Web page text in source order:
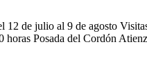
12 de julio al 9 de agosto
horas Posada del Cordón